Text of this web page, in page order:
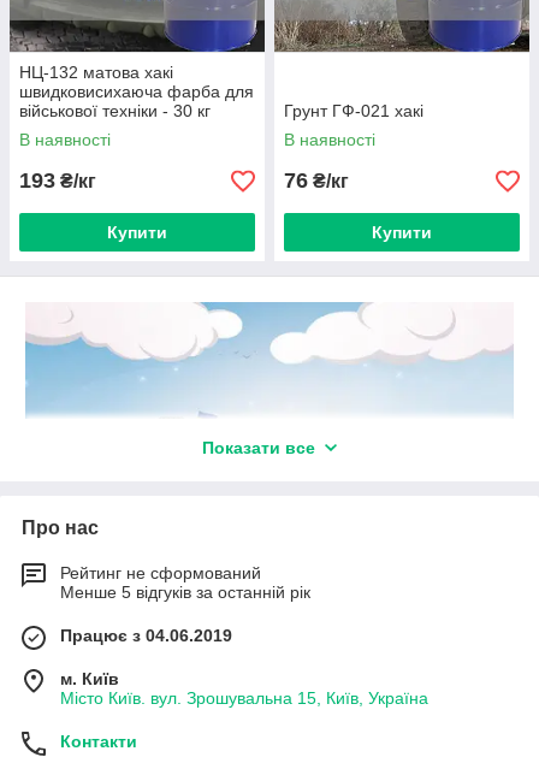
НЦ-132 матова хакі
швидковисихаюча фарба для
військової техніки - 30 кг
В наявності
193 ₴/кг
Купити
Грунт ГФ-021 хакі
В наявності
76 ₴/кг
Купити
Тривалий час служби та бездоганний зовнішній вигляд
промислової оборони військової техніки спец емалями
від Технобудресурс
Купити фарбу для оборонного транспорту у Києві
ТОВ300Мікрон:
техніки, які забезпечують надійний захист від атмосферних та
Показати все
Про нас
Рейтинг не сформований
Менше 5 відгуків за останній рік
Працює з 04.06.2019
м. Київ
Місто Київ. вул. Зрошувальна 15, Київ, Україна
Контакти